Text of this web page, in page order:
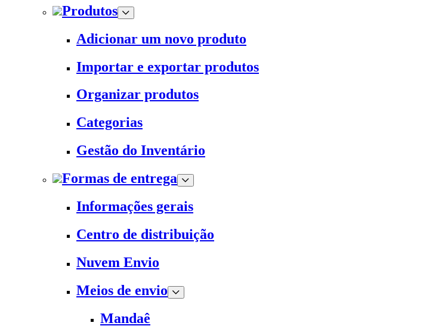
Produtos
Adicionar um novo produto
Importar e exportar produtos
Organizar produtos
Categorias
Gestão do Inventário
Formas de entrega
Informações gerais
Centro de distribuição
Nuvem Envio
Meios de envio
Mandaê